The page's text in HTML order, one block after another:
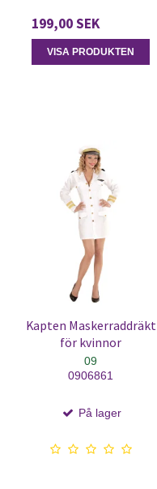
199,00 SEK
VISA PRODUKTEN
Kapten Maskerraddräkt
för kvinnor
09
0906861
På lager